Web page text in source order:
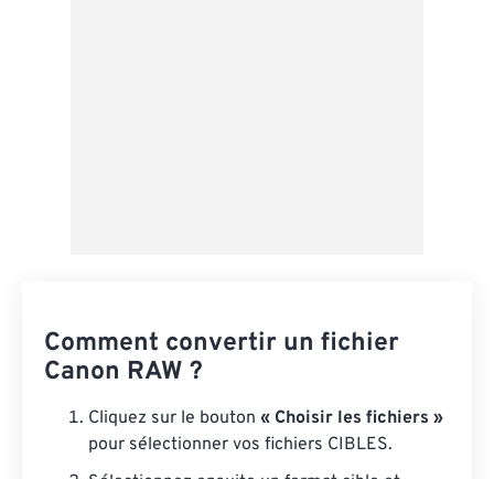
Comment convertir un fichier
Canon RAW ?
Cliquez sur le bouton « Choisir les fichiers »
pour sélectionner vos fichiers CIBLES.